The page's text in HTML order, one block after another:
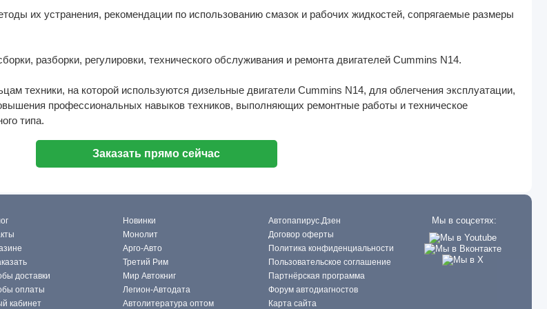
их устранения, рекомендации по использованию смазок и рабочих жидкостей, сопрягаемые размеры
разборки, регулировки, технического обслуживания и ремонта двигателей Cummins N14.
техники, на которой используются дизельные двигатели Cummins N14, для облегчения эксплуатации,
профессиональных навыков техников, выполняющих ремонтные работы и техническое
типа.
Заказать прямо сейчас
доставки
оплаты
кабинет
Новинки
Монолит
Арго-Авто
Третий Рим
Мир Автокниг
Легион-Автодата
Автолитература оптом
Автопапирус.Дзен
Договор оферты
Политика конфиденциальности
Пользовательское соглашение
Партнёрская программа
Форум автодиагностов
Карта сайта
Мы в соцсетях: